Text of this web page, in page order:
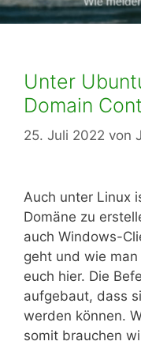
Unter
Domain
25. Juli 2022 von
Auch unter Linux
Domäne zu
auch Windows-
geht und wie
euch hier. Die
aufgebaut, dass
werden können.
somit brauchen